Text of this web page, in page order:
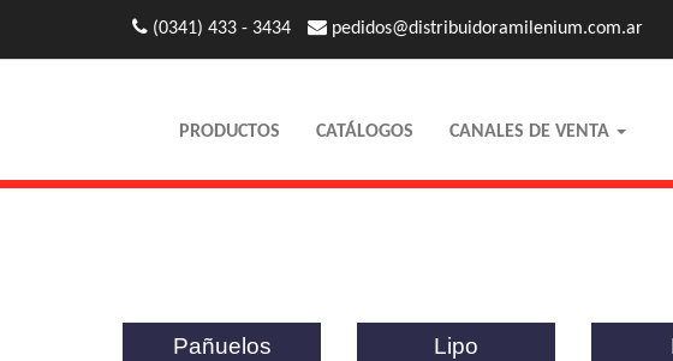
(0341) 433 - 3434 pedidos@distribuidoramilenium.com.ar
PRODUCTOS CATÁLOGOS CANALES DE VENTA
Pañuelos Lipo